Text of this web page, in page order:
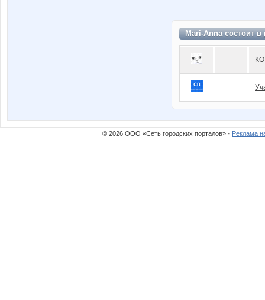
Mari-Anna состоит в
© 2026 ООО «Сеть городских порталов» · Реклама